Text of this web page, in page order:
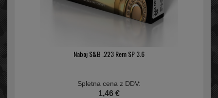
Naboj S&B .223 Rem SP 3.6
Spletna cena z DDV:
1,46 €